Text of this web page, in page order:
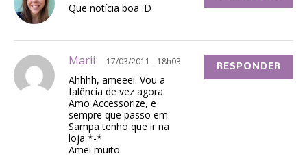
Que notícia boa :D
Marii 17/03/2011 - 18h03
Ahhhh, ameeei. Vou a
falência de vez agora.
Amo Accessorize, e
sempre que passo em
Sampa tenho que ir na
loja *-*
Amei muito
RESPONDER